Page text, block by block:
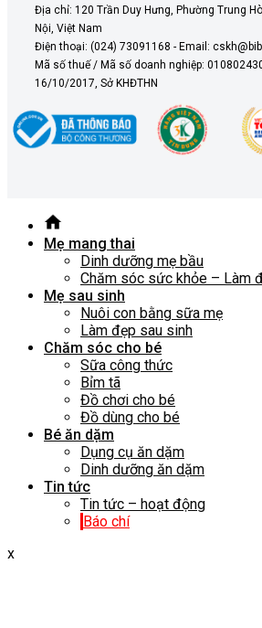
Địa chỉ: 120 Trần Duy Hưng, Phường Trung
Nội, Việt Nam
Điện thoại: (024) 73091168 - Email:
Mã số thuế / Mã số doanh nghiệp:
16/10/2017, Sở KHĐTHN
Mẹ mang thai
Dinh dưỡng mẹ bầu
Chăm sóc sức khỏe – Làm
Mẹ sau sinh
Nuôi con bằng sữa mẹ
Làm đẹp sau sinh
Chăm sóc cho bé
Sữa công thức
Bỉm tã
Đồ chơi cho bé
Đồ dùng cho bé
Bé ăn dặm
Dụng cụ ăn dặm
Dinh dưỡng ăn dặm
Tin tức
Tin tức – hoạt động
Báo chí
x